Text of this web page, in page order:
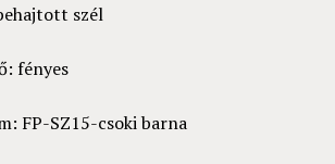
szél
fényes
FP-SZ15-csoki barna